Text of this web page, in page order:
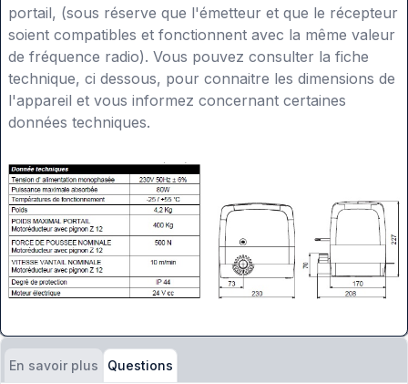
portail, (sous réserve que l'émetteur et que le récepteur
soient compatibles et fonctionnent avec la même valeur
de fréquence radio). Vous pouvez consulter la fiche
technique, ci dessous, pour connaitre les dimensions de
l'appareil et vous informez concernant certaines
données techniques.
En savoir plus Questions